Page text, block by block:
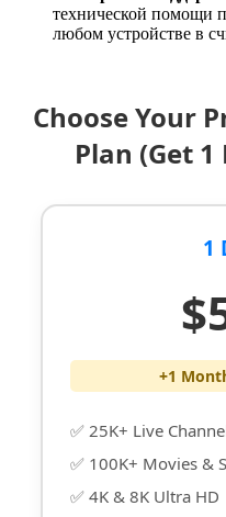
технической помощи
любом устройстве в
Choose Your
Plan (Get 1
1
+1
✅ 25K+ Live
✅ 100K+ Movies &
✅ 4K & 8K Ultra HD